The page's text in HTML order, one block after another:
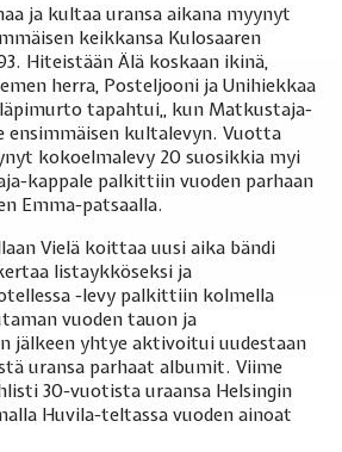
ja kultaa uransa aikana myynyt
keikkansa Kulosaaren
Hiteistään Älä koskaan ikinä,
herra, Posteljooni ja Unihiekkaa
tapahtui,, kun Matkustaja-
ensimmäisen kultalevyn. Vuotta
kokoelmalevy 20 suosikkia myi
kappale palkittiin vuoden parhaan
Emma-patsaalla.
Vielä koittaa uusi aika bändi
listaykköseksi ja
-levy palkittiin kolmella
vuoden tauon ja
jälkeen yhtye aktivoitui uudestaan
uransa parhaat albumit. Viime
30-vuotista uraansa Helsingin
Huvila-teltassa vuoden ainoat